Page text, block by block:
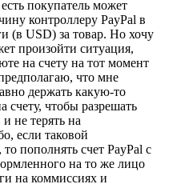
покупатель может
контроллеру PayPal в
(в USD) за товар. Но хочу
произойти ситуация,
на счету на тот момент
что мне
держать какую-то
счету, чтобы разрешать
не терять на
если таковой
пополнять счет PayPal с
на то же лицо
на коммиссиях и